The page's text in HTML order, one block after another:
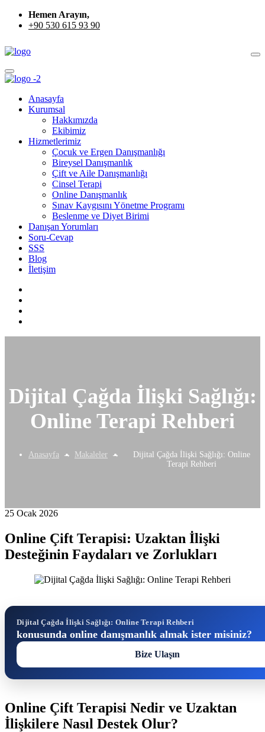
Hemen Arayın,
+90 530 615 93 90
Anasayfa
Kurumsal
Hakkımızda
Ekibimiz
Hizmetlerimiz
Çocuk ve Ergen Danışmanlığı
Bireysel Danışmanlık
Çift ve Aile Danışmanlığı
Cinsel Terapi
Online Danışmanlık
Sınav Kaygısını Yönetme Programı
Beslenme ve Diyet Birimi
Danışan Yorumları
Soru-Cevap
SSS
Blog
İletişim
Dijital Çağda İlişki Sağlığı:
Online Terapi Rehberi
Anasayfa Makaleler
Dijital Çağda İlişki Sağlığı: Online
Terapi Rehberi
25 Ocak 2026
Online Çift Terapisi: Uzaktan İlişki
Desteğinin Faydaları ve Zorlukları
Dijital Çağda İlişki Sağlığı: Online Terapi Rehberi
konusunda online danışmanlık almak ister misiniz?
Bize Ulaşın
Online Çift Terapisi Nedir ve Uzaktan
İlişkilere Nasıl Destek Olur?